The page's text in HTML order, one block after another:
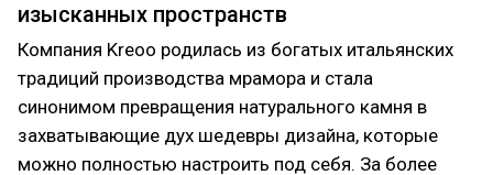
изысканных пространств
Компания Kreoo родилась из богатых итальянских
традиций производства мрамора и стала
синонимом превращения натурального камня в
захватывающие дух шедевры дизайна, которые
можно полностью настроить под себя. За более